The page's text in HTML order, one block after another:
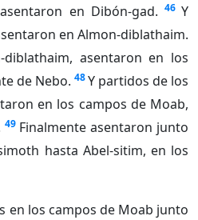
en Dibón-gad. 46 Y
en Almon-diblathaim.
asentaron en los
de Nebo. 48Y partidos de los
en los campos de Moab,
49 Finalmente asentaron junto
hasta Abel-sitim, en los
en los campos de Moab junto